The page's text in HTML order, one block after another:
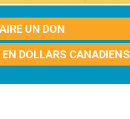
UN DON
EN DOLLARS CANADIENS